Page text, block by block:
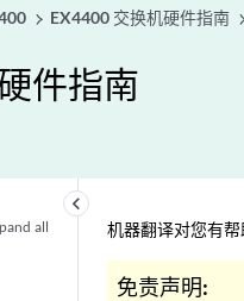
EX4400 交换机硬件指南
件指南
keyboard_arrow_left
all 机器翻译对您有帮
免责声明: